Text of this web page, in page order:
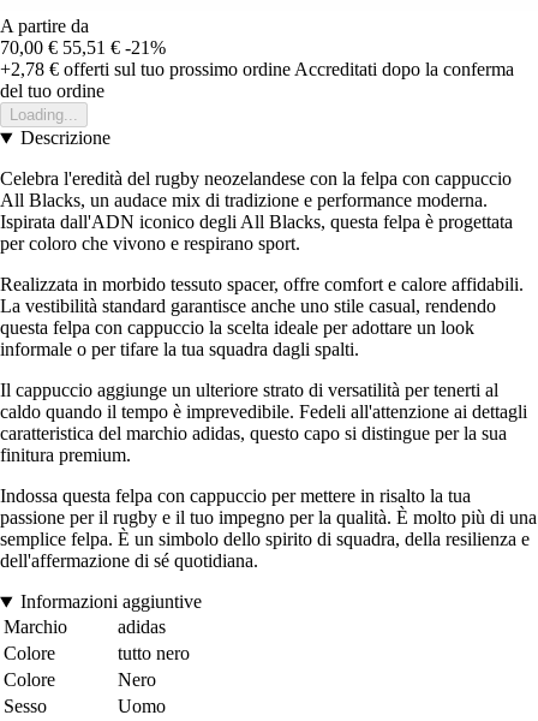
A partire da
70,00 € 55,51 € -21%
+2,78 € offerti sul tuo prossimo ordineAccreditati dopo la conferma
del tuo ordine
Loading...
Descrizione
Celebra l'eredità del rugby neozelandese con la felpa con cappuccio
All Blacks, un audace mix di tradizione e performance moderna.
Ispirata dall'ADN iconico degli All Blacks, questa felpa è progettata
per coloro che vivono e respirano sport.
Realizzata in morbido tessuto spacer, offre comfort e calore affidabili.
La vestibilità standard garantisce anche uno stile casual, rendendo
questa felpa con cappuccio la scelta ideale per adottare un look
informale o per tifare la tua squadra dagli spalti.
Il cappuccio aggiunge un ulteriore strato di versatilità per tenerti al
caldo quando il tempo è imprevedibile. Fedeli all'attenzione ai dettagli
caratteristica del marchio adidas, questo capo si distingue per la sua
finitura premium.
Indossa questa felpa con cappuccio per mettere in risalto la tua
passione per il rugby e il tuo impegno per la qualità. È molto più di una
semplice felpa. È un simbolo dello spirito di squadra, della resilienza e
dell'affermazione di sé quotidiana.
Informazioni aggiuntive
Marchio
adidas
Colore
tutto nero
Colore
Nero
Sesso
Uomo